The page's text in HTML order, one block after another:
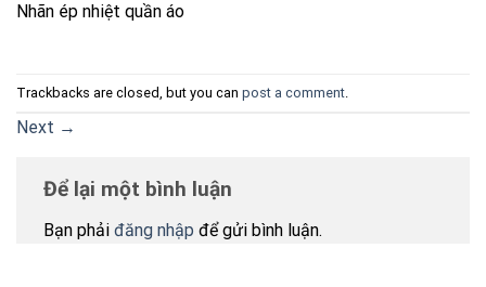
Nhãn ép nhiệt quần áo
Trackbacks are closed, but you can post a comment
Next →
Để lại một bình luận
Bạn phải đăng nhập để gửi bình luận.